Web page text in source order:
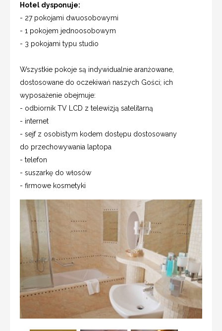
Hotel dysponuje:
- 27 pokojami dwuosobowymi
- 1 pokojem jednoosobowym
- 3 pokojami typu studio
Wszystkie pokoje są indywidualnie aranżowane,
dostosowane do oczekiwań naszych Gości; ich
wyposażenie obejmuje:
- odbiornik TV LCD z telewizją satelitarną
- internet
- sejf z osobistym kodem dostępu dostosowany
do przechowywania laptopa
- telefon
- suszarkę do włosów
- firmowe kosmetyki